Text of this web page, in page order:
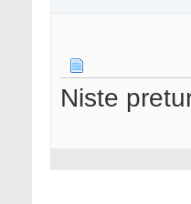
Niste